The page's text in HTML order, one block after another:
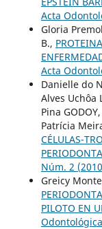
Acta
Gloria
B.,
Acta
Danielle do
Alves Uchôa
Pina
Patrícia
CÉLULAS-
Núm. 2
Greicy
PILOTO EN